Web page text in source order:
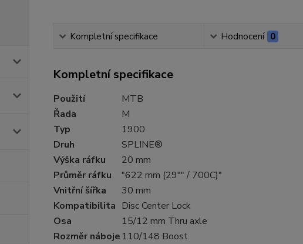
Kompletní specifikace Hodnocení 0
Kompletní specifikace
Použití
MTB
Řada
M
Typ
1900
Druh
SPLINE®
Výška ráfku
20 mm
Průměr ráfku
"622 mm (29"" / 700C)"
Vnitřní šířka
30 mm
Kompatibilita Disc Center Lock
Osa
15/12 mm Thru axle
Rozměr náboje 110/148 Boost